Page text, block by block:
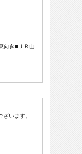
向き■ＪＲ山
います。